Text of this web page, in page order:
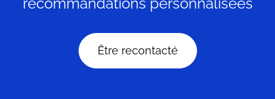
Être recontacté